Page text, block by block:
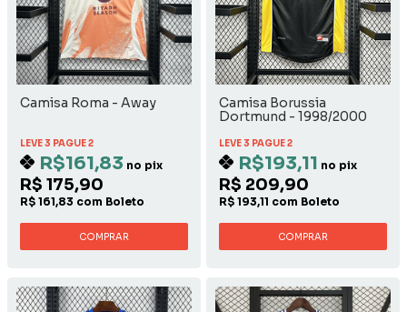
Camisa Roma - Away
LEVE 3 PAGUE 2
R$161,83 no pix
R$ 175,90
R$ 161,83 com Boleto
COMPRAR
Camisa Borussia
Dortmund - 1998/2000
LEVE 3 PAGUE 2
R$193,11 no pix
R$ 209,90
R$ 193,11 com Boleto
COMPRAR